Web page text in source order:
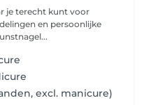
je terecht kunt voor
en persoonlijke
excl. manicure)